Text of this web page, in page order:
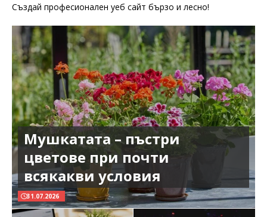
Създай професионален уеб сайт бързо и лесно!
Мушкатата – пъстри
цветове при почти
всякакви условия
31.07.2026